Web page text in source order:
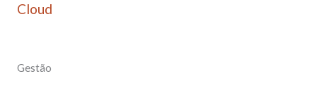
Cloud
Gestão